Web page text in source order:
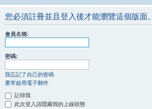
您必須註冊並且登入後才能瀏覽這個版面。
會員名稱:
密碼:
我忘記了自己的密碼
重寄啟用電子郵件
記得我
此次登入請隱藏我的上線狀態